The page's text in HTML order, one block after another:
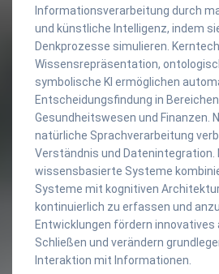
Informationsverarbeitung durch
und künstliche Intelligenz, indem
Denkprozesse simulieren.
Wissensrepräsentation,
symbolische KI ermöglichen
Entscheidungsfindung in
Gesundheitswesen und Finanzen.
natürliche Sprachverarbeitung
Verständnis und Datenintegration.
wissensbasierte Systeme
Systeme mit kognitiven
kontinuierlich zu erfassen und
Entwicklungen fördern
Schließen und verändern
Interaktion mit Informationen.